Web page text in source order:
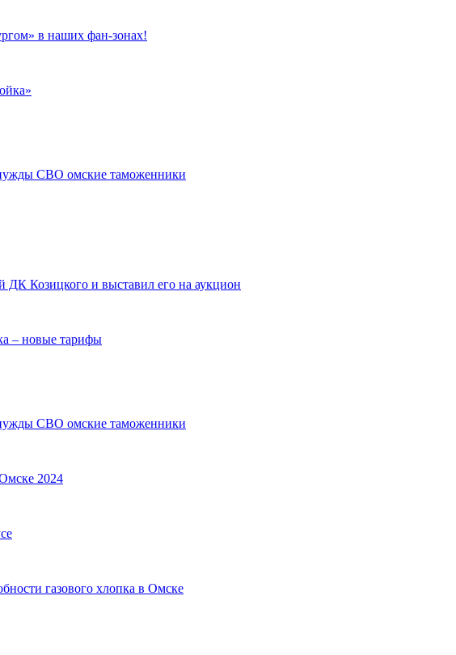
в наших фан-зонах!
СВО омские таможенники
ДК Козицкого и выставил его на аукцион
– новые тарифы
СВО омские таможенники
2024
газового хлопка в Омске